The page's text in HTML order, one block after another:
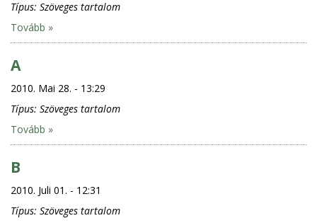
Típus: Szöveges tartalom
Tovább »
A
2010. Mai 28. - 13:29
Típus: Szöveges tartalom
Tovább »
B
2010. Juli 01. - 12:31
Típus: Szöveges tartalom